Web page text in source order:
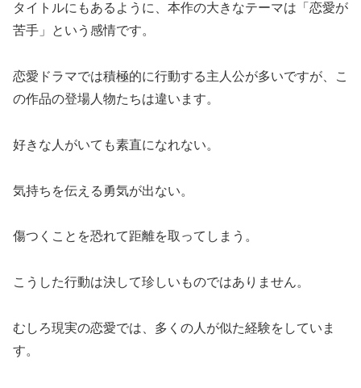
タイトルにもあるように、本作の大きなテーマは「恋愛が
苦手」という感情です。
恋愛ドラマでは積極的に行動する主人公が多いですが、こ
の作品の登場人物たちは違います。
好きな人がいても素直になれない。
気持ちを伝える勇気が出ない。
傷つくことを恐れて距離を取ってしまう。
こうした行動は決して珍しいものではありません。
むしろ現実の恋愛では、多くの人が似た経験をしていま
す。